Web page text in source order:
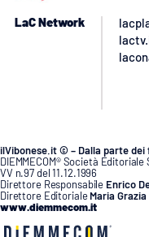
LaC Network
ilVibonese.it © – Dalla parte
DIEMMECOM® Società Editoriale
VV n.97 del 11.12.1996
Direttore Responsabile Enrico
Direttore Editoriale Maria
www.diemmecom.it